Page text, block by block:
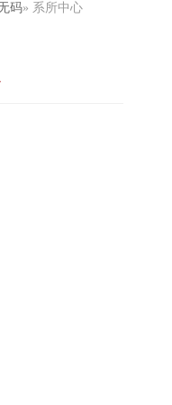
码» 系所中心